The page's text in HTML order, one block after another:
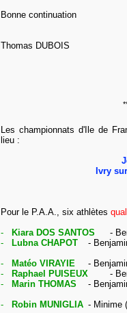
Bonne continuation
Thomas DUBOIS
Les championnats d'Ile de
lieu :
Ivry
Pour le P.A.A., six athlètes
-
Kiara DOS SANTOS
-
-
Lubna CHAPOT
-
-
Matéo VIRAYIE
-
-
Raphael PUISEUX
-
-
Marin THOMAS
-
-
Robin MUNIGLIA - Minime